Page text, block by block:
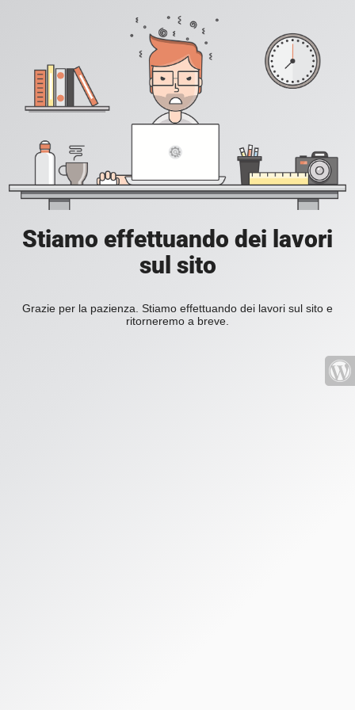
Stiamo effettuando dei lavori
sul sito
Grazie per la pazienza. Stiamo effettuando dei lavori sul sito e
ritorneremo a breve.